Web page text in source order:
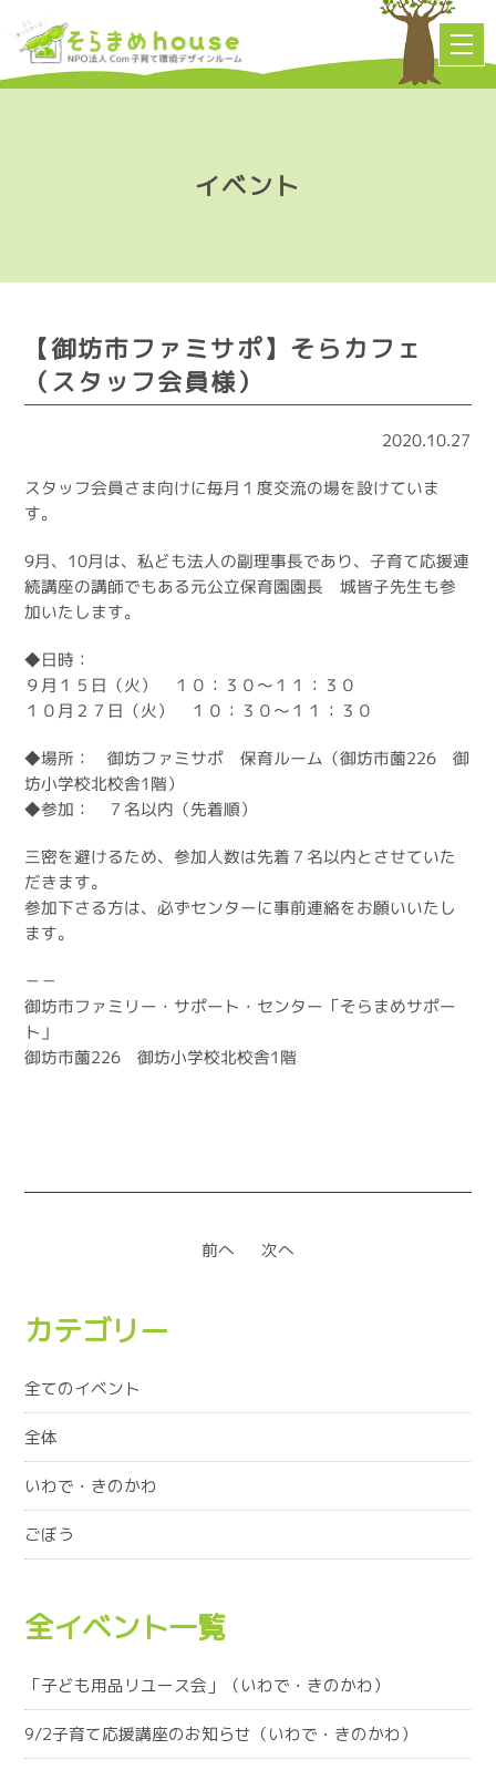
イベント
【御坊市ファミサポ】そらカフェ
（スタッフ会員様）
2020.10.27
スタッフ会員さま向けに毎月１度交流の場を設けていま
す。
9月、10月は、私ども法人の副理事長であり、子育て応援連
続講座の講師でもある元公立保育園園長 城皆子先生も参
加いたします。
◆日時：
９月１５日（火） １０：３０～１１：３０
１０月２７日（火） １０：３０～１１：３０
◆場所： 御坊ファミサポ 保育ルーム（御坊市薗226 御
坊小学校北校舎1階）
◆参加： ７名以内（先着順）
三密を避けるため、参加人数は先着７名以内とさせていた
だきます。
参加下さる方は、必ずセンターに事前連絡をお願いいたし
ます。
－－
御坊市ファミリー・サポート・センター「そらまめサポー
ト」
御坊市薗226 御坊小学校北校舎1階
前へ 次へ
カテゴリー
全てのイベント
全体
いわで・きのかわ
ごぼう
全イベント一覧
「子ども用品リユース会」（いわで・きのかわ）
9/2子育て応援講座のお知らせ（いわで・きのかわ）